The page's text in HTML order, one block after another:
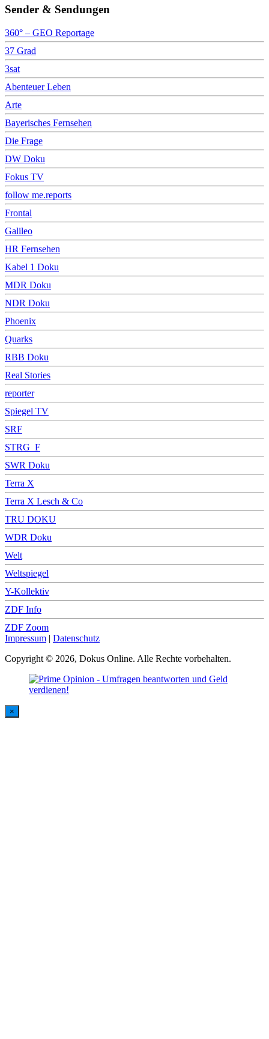
Sender & Sendungen
360° – GEO Reportage
37 Grad
3sat
Abenteuer Leben
Arte
Bayerisches Fernsehen
Die Frage
DW Doku
Fokus TV
follow me.reports
Frontal
Galileo
HR Fernsehen
Kabel 1 Doku
MDR Doku
NDR Doku
Phoenix
Quarks
RBB Doku
Real Stories
reporter
Spiegel TV
SRF
STRG_F
SWR Doku
Terra X
Terra X Lesch & Co
TRU DOKU
WDR Doku
Welt
Weltspiegel
Y-Kollektiv
ZDF Info
ZDF Zoom
Impressum | Datenschutz
Copyright © 2026, Dokus Online. Alle Rechte vorbehalten.
×